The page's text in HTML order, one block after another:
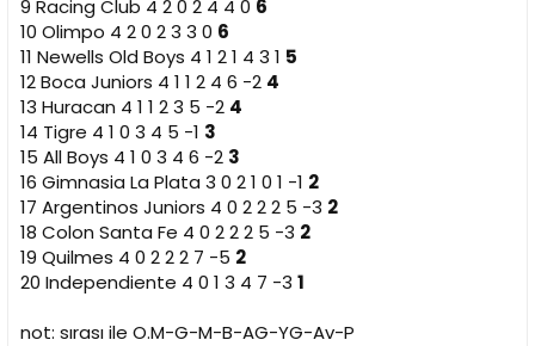
9 Racing Club 4 2 0 2 4 4 0 6
10 Olimpo 4 2 0 2 3 3 0 6
11 Newells Old Boys 4 1 2 1 4 3 1 5
12 Boca Juniors 4 1 1 2 4 6 -2 4
13 Huracan 4 1 1 2 3 5 -2 4
14 Tigre 4 1 0 3 4 5 -1 3
15 All Boys 4 1 0 3 4 6 -2 3
16 Gimnasia La Plata 3 0 2 1 0 1 -1 2
17 Argentinos Juniors 4 0 2 2 2 5 -3 2
18 Colon Santa Fe 4 0 2 2 2 5 -3 2
19 Quilmes 4 0 2 2 2 7 -5 2
20 Independiente 4 0 1 3 4 7 -3 1
not: sırası ile O.M-G-M-B-AG-YG-Av-P